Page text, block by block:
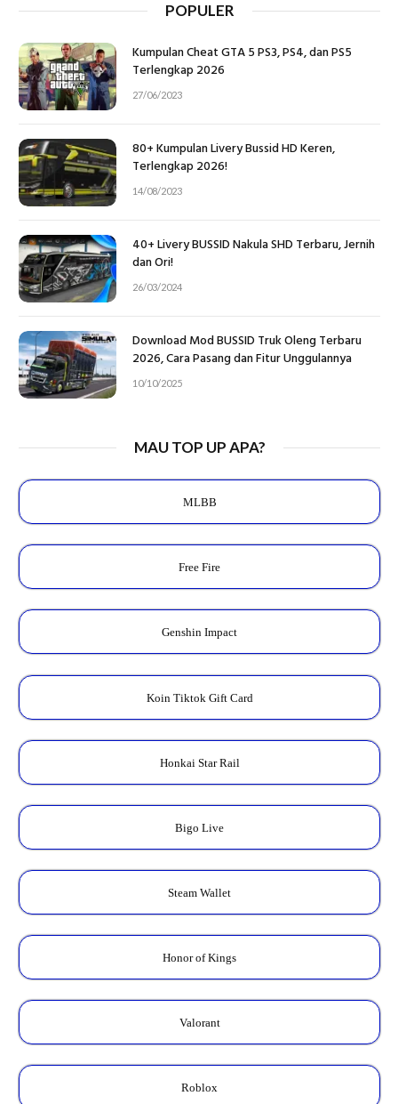
POPULER
Kumpulan Cheat GTA 5 PS3, PS4, dan PS5
Terlengkap 2026
27/06/2023
80+ Kumpulan Livery Bussid HD Keren,
Terlengkap 2026!
14/08/2023
40+ Livery BUSSID Nakula SHD Terbaru, Jernih
dan Ori!
26/03/2024
Download Mod BUSSID Truk Oleng Terbaru
2026, Cara Pasang dan Fitur Unggulannya
10/10/2025
MAU TOP UP APA?
MLBB
Free Fire
Genshin Impact
Koin Tiktok Gift Card
Honkai Star Rail
Bigo Live
Steam Wallet
Honor of Kings
Valorant
Roblox